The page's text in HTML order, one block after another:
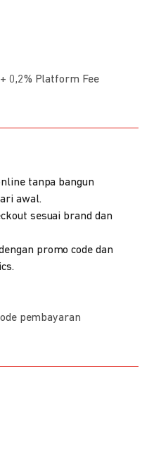
0,2% Platform Fee
tanpa bangun
awal.
sesuai brand dan
promo code dan
pembayaran